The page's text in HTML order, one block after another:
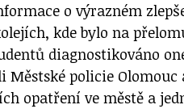
o výrazném
kde bylo na
diagnostikováno
Městské policie Olomouc
opatření ve městě a